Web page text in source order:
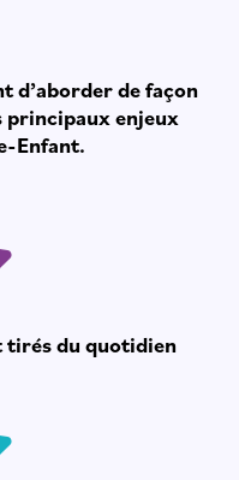
d’aborder de façon
principaux enjeux
Enfant.
tirés du quotidien